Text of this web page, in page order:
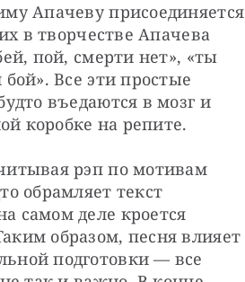
Апачеву присоединяется
в творчестве Апачева
пой, смерти нет», «ты
Все эти простые
въедаются в мозг и
коробке на репите.
рэп по мотивам
обрамляет текст
самом деле кроется
образом, песня влияет
подготовки — все